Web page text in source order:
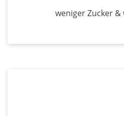
weniger Zucker &